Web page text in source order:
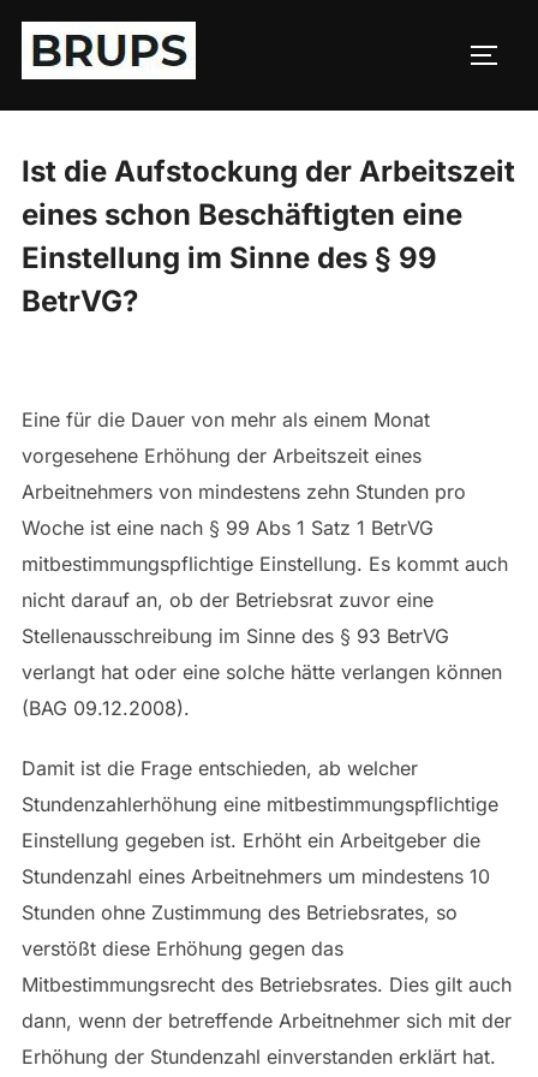
Zum
Inhalt
springen
Ist die Aufstockung der Arbeitszeit
eines schon Beschäftigten eine
Einstellung im Sinne des § 99
BetrVG?
Eine für die Dauer von mehr als einem Monat
vorgesehene Erhöhung der Arbeitszeit eines
Arbeitnehmers von mindestens zehn Stunden pro
Woche ist eine nach § 99 Abs 1 Satz 1 BetrVG
mitbestimmungspflichtige Einstellung. Es kommt auch
nicht darauf an, ob der Betriebsrat zuvor eine
Stellenausschreibung im Sinne des § 93 BetrVG
verlangt hat oder eine solche hätte verlangen können
(BAG 09.12.2008).
Damit ist die Frage entschieden, ab welcher
Stundenzahlerhöhung eine mitbestimmungspflichtige
Einstellung gegeben ist. Erhöht ein Arbeitgeber die
Stundenzahl eines Arbeitnehmers um mindestens 10
Stunden ohne Zustimmung des Betriebsrates, so
verstößt diese Erhöhung gegen das
Mitbestimmungsrecht des Betriebsrates. Dies gilt auch
dann, wenn der betreffende Arbeitnehmer sich mit der
Erhöhung der Stundenzahl einverstanden erklärt hat.